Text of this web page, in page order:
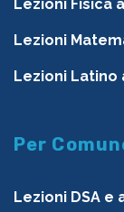
Lezioni Fisica
Lezioni
Lezioni Latino
Per
Lezioni DSA e